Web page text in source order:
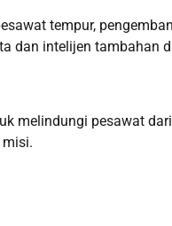
tempur,
dan intelijen tambahan
melindungi pesawat